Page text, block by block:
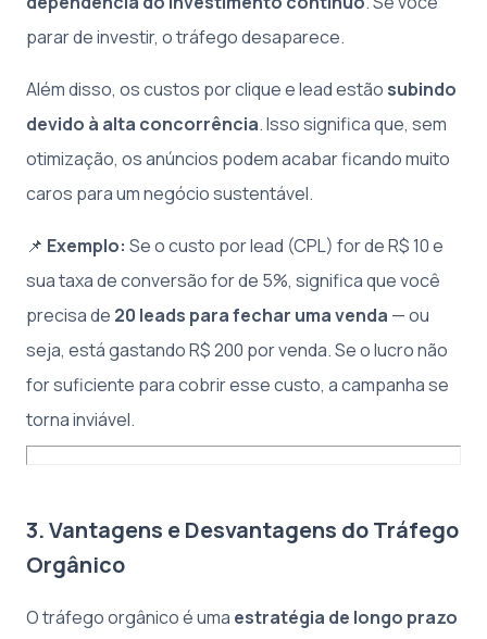
parar de investir, o tráfego desaparece.
Além disso, os custos por clique e lead estão subindo
devido à alta concorrência. Isso significa que, sem
otimização, os anúncios podem acabar ficando muito
caros para um negócio sustentável.
📌 Exemplo: Se o custo por lead (CPL) for de R$ 10 e
sua taxa de conversão for de 5%, significa que você
precisa de 20 leads para fechar uma venda — ou
seja, está gastando R$ 200 por venda. Se o lucro não
for suficiente para cobrir esse custo, a campanha se
torna inviável.
3. Vantagens e Desvantagens do Tráfego
Orgânico
O tráfego orgânico é uma estratégia de longo prazo